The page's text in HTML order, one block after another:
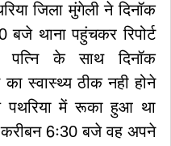
जिला मुंगेली ने दिनॉक
थाना पहुंचकर रिपोर्ट
के साथ दिनॉक
स्वास्थ्य ठीक नही होने
पथरिया में रूका हुआ था
6ः30 बजे वह अपने